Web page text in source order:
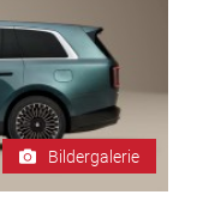
Bildergalerie